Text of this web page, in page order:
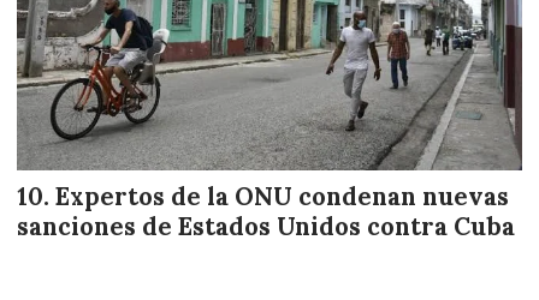
Expertos de la ONU condenan nuevas
sanciones de Estados Unidos contra Cuba